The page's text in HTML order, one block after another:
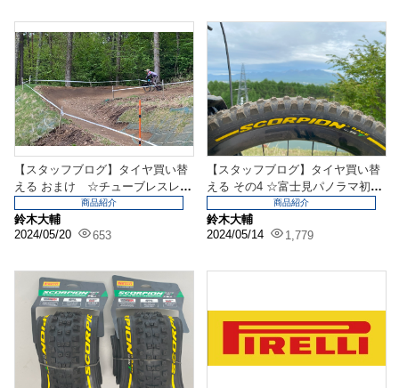
【スタッフブログ】タイヤ買い替
える おまけ ☆チューブレスレデ
ィー化しました！☆
鈴木大輔
2024/05/20
653
商品紹介
【スタッフブログ】タイヤ買い替
える その4 ☆富士見パノラマ初ラ
イド。PIREL...
鈴木大輔
2024/05/14
1,779
商品紹介